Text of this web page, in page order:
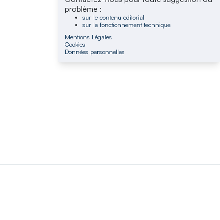
problème :
sur le contenu éditorial
sur le fonctionnement technique
Mentions Légales
Cookies
Données personnelles